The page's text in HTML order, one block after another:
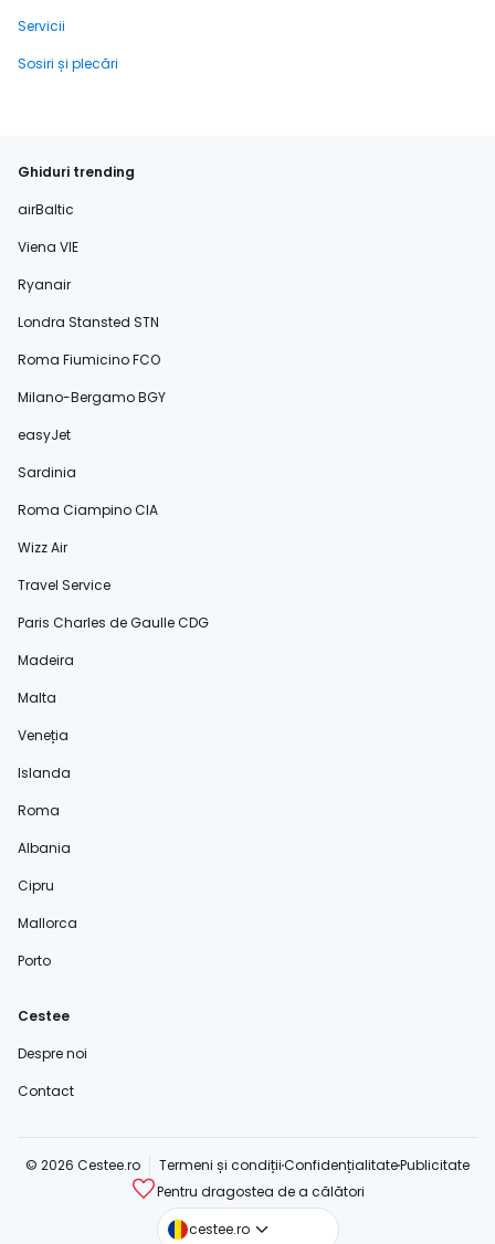
Servicii
Sosiri și plecări
Ghiduri trending
airBaltic
Viena VIE
Ryanair
Londra Stansted STN
Roma Fiumicino FCO
Milano-Bergamo BGY
easyJet
Sardinia
Roma Ciampino CIA
Wizz Air
Travel Service
Paris Charles de Gaulle CDG
Madeira
Malta
Veneția
Islanda
Roma
Albania
Cipru
Mallorca
Porto
Cestee
Despre noi
Contact
© 2026 Cestee.ro Termeni și condițiiConfidențialitatePublicitate
Pentru dragostea de a călători
cestee.ro
cestee.com